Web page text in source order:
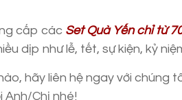
cấp các Set Quà Yến chỉ từ
dịp như lễ, tết, sự kiện, kỷ
hãy liên hệ ngay với chúng
Anh/Chị nhé!